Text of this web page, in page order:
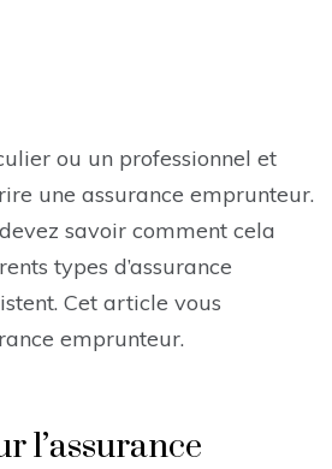
ou un professionnel et
une assurance emprunteur.
savoir comment cela
types d’assurance
Cet article vous
emprunteur.
l’assurance